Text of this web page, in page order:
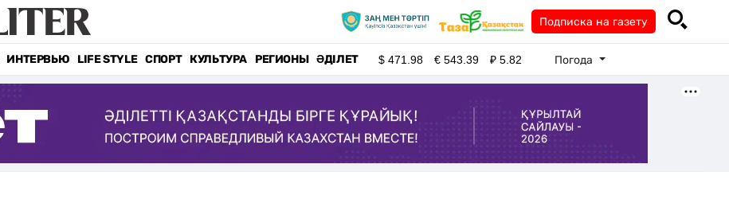
Подписка на газету
ИНТЕРВЬЮ LIFE STYLE СПОРТ КУЛЬТУРА РЕГИОНЫ ӘДІЛЕТ $471.98 €543.39 ₽5.82 Погода